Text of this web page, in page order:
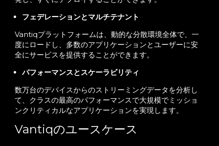
フェデレーションとマルチテナント
Vantiqプラットフォームは、動的な分散環境全体で、一
度にロードし、多数のアプリケーションとユーザーに安
全にサービスを提供することができます。
パフォーマンスとスケーラビリティ
数万台のデバイスからのストリーミングデータを分析し
て、クラスの最高のパフォーマンスで大規模でミッショ
ンクリティカルなアプリケーションを実現します。
Vantiqのユースケース